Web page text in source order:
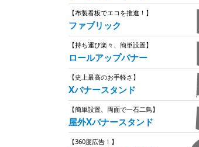
【布製看板でエコを推進！】
ファブリック
【持ち運び楽々、簡単設置】
ロールアップバナー
【史上最高のお手軽さ】
Xバナースタンド
【簡単設置、両面で一石二鳥】
屋外Xバナースタンド
【360度広告！】